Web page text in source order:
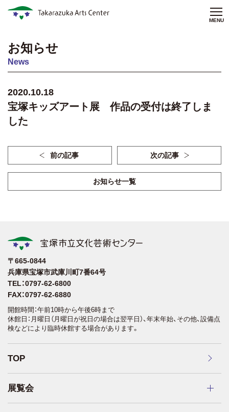
MENU
お知らせ
News
2020.10.18
宝塚キッズアート展 作品の受付は終了しま
した
前の記事
お知らせ一覧
次の記事
TOP
展覧会
〒665-0844
兵庫県宝塚市武庫川町7番64号
TEL：0797-62-6800
FAX：0797-62-6880
開館時間：午前10時から午後6時まで
休館日：月曜日（月曜日が祝日の場合は翌平日）、年末年始、その他、設備点
検などにより臨時休館する場合があります。